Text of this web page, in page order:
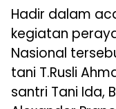
Hadir dalam
kegiatan
Nasional
tani T.Rusli
santri Tani Ida,